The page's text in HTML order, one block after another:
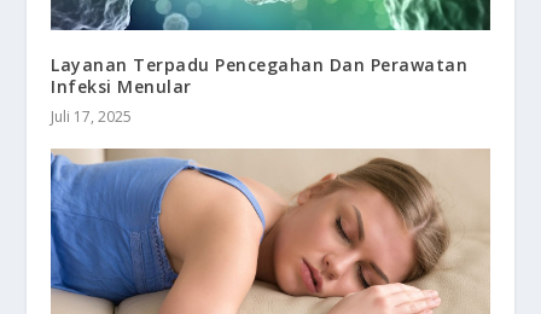
Layanan Terpadu Pencegahan Dan Perawatan
Infeksi Menular
Juli 17, 2025